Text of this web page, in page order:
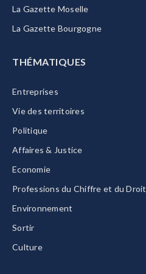
La Gazette Moselle
La Gazette Bourgogne
THÉMATIQUES
Entreprises
Vie des territoires
Politique
Affaires & Justice
Economie
Professions du Chiffre et du Droit
Environnement
Sortir
Culture